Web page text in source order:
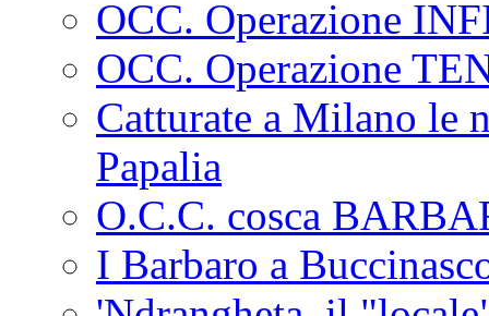
OCC. Operazione
OCC. Operazione
Catturate a Milano le
Papalia
O.C.C. cosca
I Barbaro a